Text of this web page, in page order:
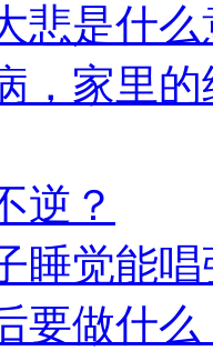
悲是什
，家里
逆？
睡觉能
要做什